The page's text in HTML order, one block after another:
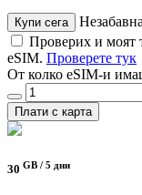
Купи сега
Проверих и моят
eSIM. Проверете тук
От колко eSIM-и
Плати с карта
30 GB / 5 дни